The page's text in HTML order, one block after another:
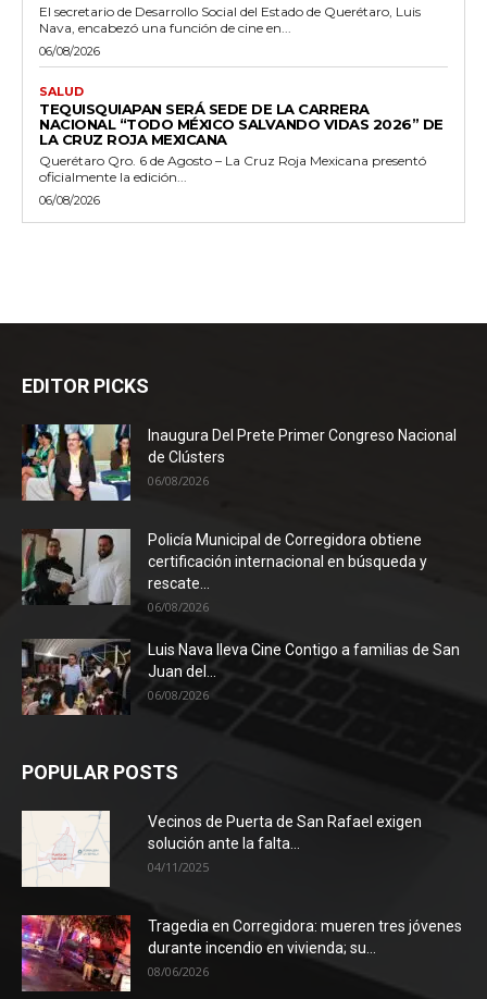
El secretario de Desarrollo Social del Estado de Querétaro, Luis
Nava, encabezó una función de cine en...
06/08/2026
SALUD
TEQUISQUIAPAN SERÁ SEDE DE LA CARRERA
NACIONAL “TODO MÉXICO SALVANDO VIDAS 2026” DE
LA CRUZ ROJA MEXICANA
Querétaro Qro. 6 de Agosto – La Cruz Roja Mexicana presentó
oficialmente la edición...
06/08/2026
EDITOR PICKS
Inaugura Del Prete Primer Congreso Nacional
de Clústers
06/08/2026
Policía Municipal de Corregidora obtiene
certificación internacional en búsqueda y
rescate...
06/08/2026
Luis Nava lleva Cine Contigo a familias de San
Juan del...
06/08/2026
POPULAR POSTS
Vecinos de Puerta de San Rafael exigen
solución ante la falta...
04/11/2025
Tragedia en Corregidora: mueren tres jóvenes
durante incendio en vivienda; su...
08/06/2026